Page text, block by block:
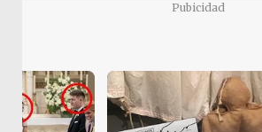
Pubicidad